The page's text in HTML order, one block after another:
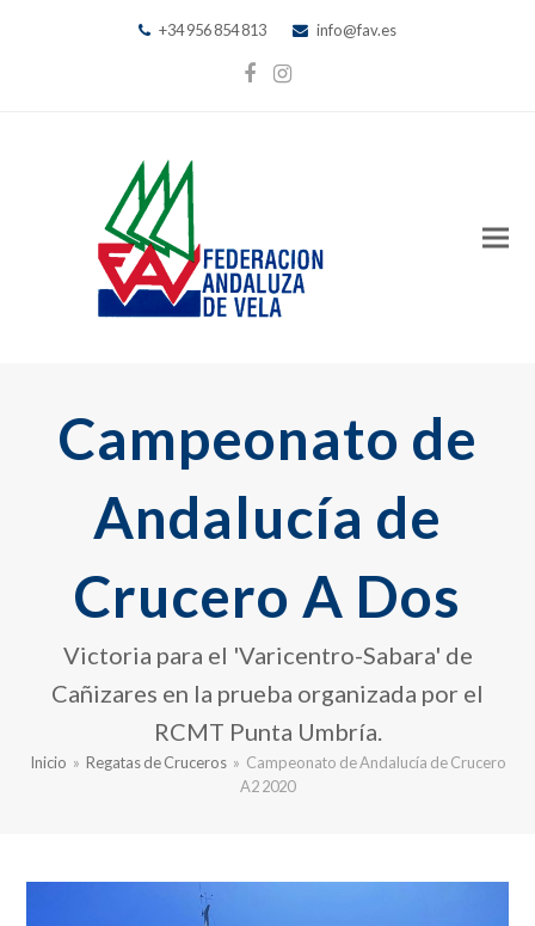
+34 956 854 813 info@fav.es
Facebook
Instagram
Campeonato de
Andalucía de
Crucero A Dos
Victoria para el 'Varicentro-Sabara' de
Cañizares en la prueba organizada por el
RCMT Punta Umbría.
Inicio » Regatas de Cruceros » Campeonato de Andalucía de Crucero
A2 2020